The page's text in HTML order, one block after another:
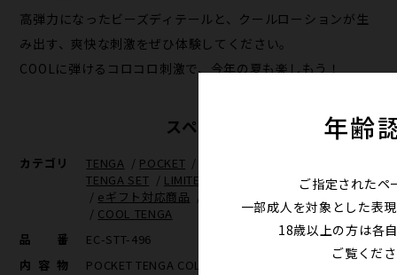
高弾力になったビーズディテールと、クールローションが生
み出す、爽快な刺激をぜひ体験してください。
COOLに弾けるコロコロ刺激で、今年の夏も楽しもう！
スペック
カテゴリ TENGA / POCKET /
TENGA SET / LIMITED(POCKET)
使い切り(TENGA)
/ eギフト対応商品 /
/ COOL TENGA
品番
EC-STT-496
内容物
POCKET TENGA COLD SPARK(POT-006C)X10
年齢
ご指定されたペ
一部成人を対象とした表
18歳以上の方は各
ご覧くだ